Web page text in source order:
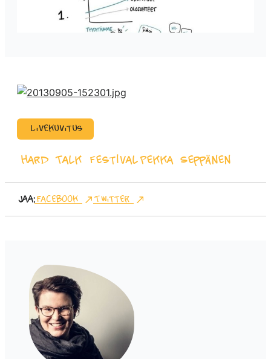
Livekuvitus
Hard Talk FestivalPekka Seppänen
Jaa:Facebook Twitter